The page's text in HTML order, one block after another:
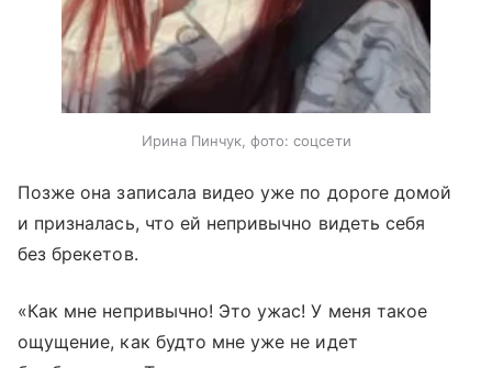
Ирина Пинчук, фото: соцсети
Позже она записала видео уже по дороге домой
и призналась, что ей непривычно видеть себя
без брекетов.
«Как мне непривычно! Это ужас! У меня такое
ощущение, как будто мне уже не идет